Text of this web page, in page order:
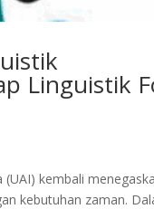
Linguistik
kembali
kebutuhan zaman.